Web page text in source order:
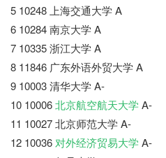
5 10248 上海交通大学 A
6 10284 南京大学 A
7 10335 浙江大学 A
8 11846 广东外语外贸大学 A
9 10003 清华大学 A-
10 10006北京航空航天大学A-
11 10027 北京师范大学 A-
12 10036 对外经济贸易大学A-